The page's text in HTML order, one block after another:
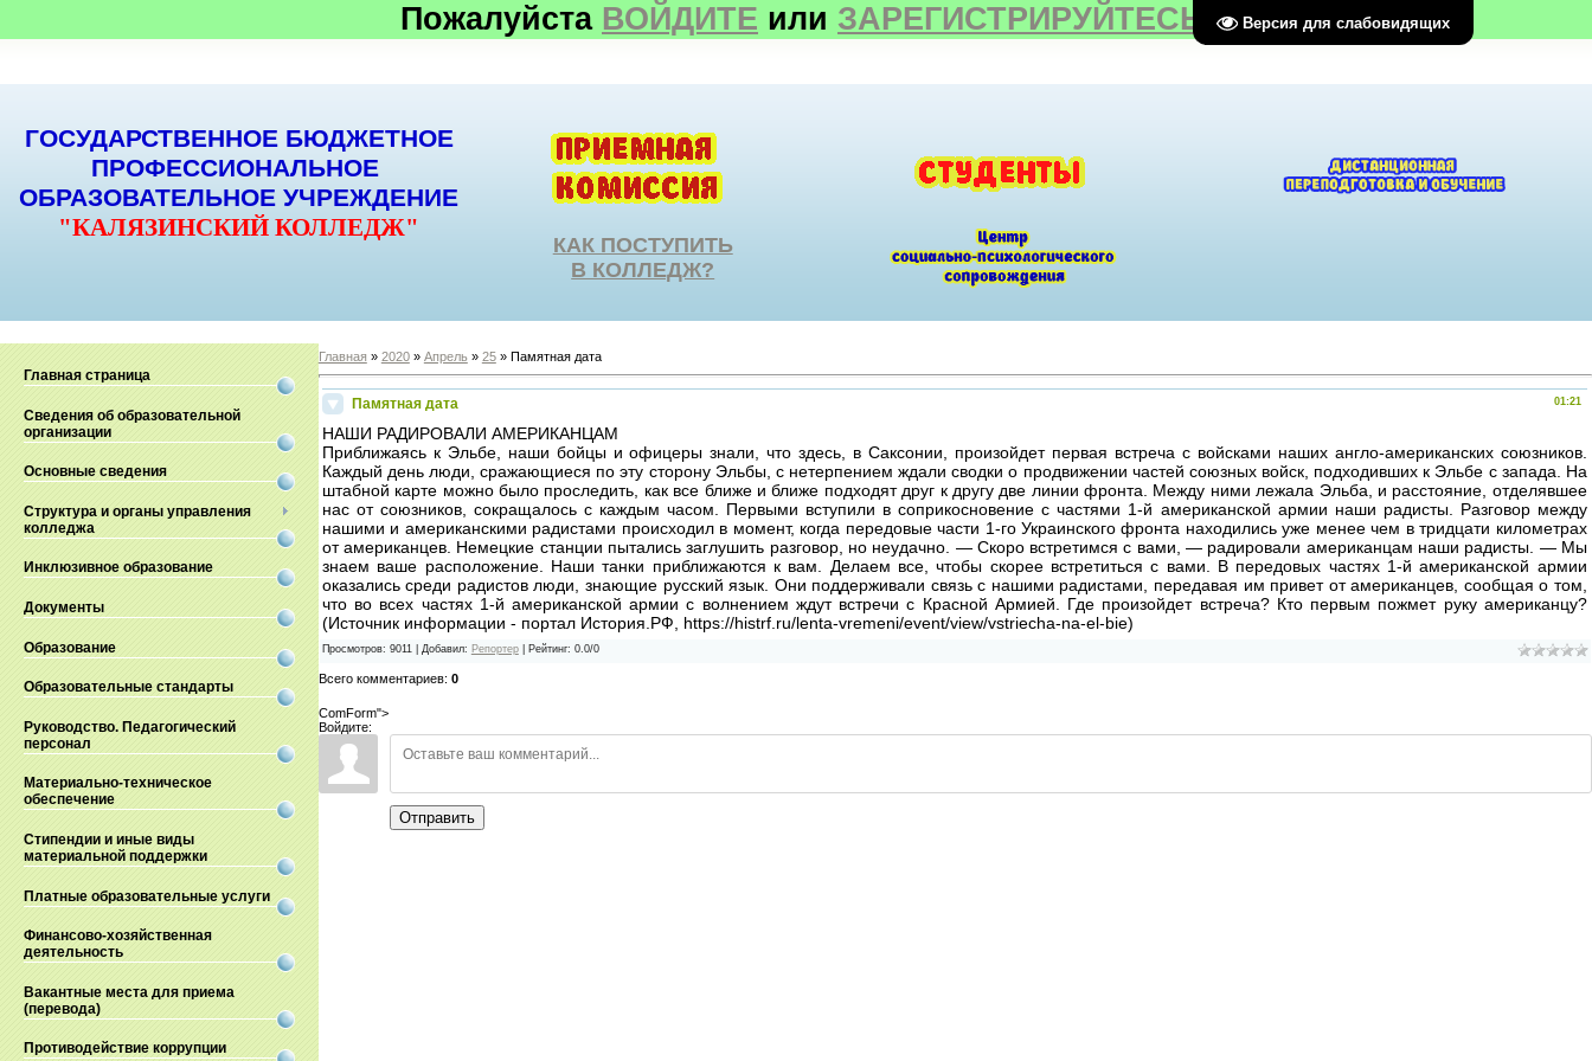
Версия для слабовидящих
Пожалуйста ВОЙДИТЕ или ЗАРЕГИСТРИРУЙТЕСЬ
ГОСУДАРСТВЕННОЕ БЮДЖЕТНОЕ
ПРОФЕССИОНАЛЬНОЕ
ОБРАЗОВАТЕЛЬНОЕ УЧРЕЖДЕНИЕ
"КАЛЯЗИНСКИЙ КОЛЛЕДЖ"
КАК ПОСТУПИТЬ
В КОЛЛЕДЖ?
Главная страница
Сведения об образовательной
организации
Основные сведения
Структура и органы управления
колледжа
Инклюзивное образование
Документы
Образование
Образовательные стандарты
Руководство. Педагогический
персонал
Материально-техническое
обеспечение
Стипендии и иные виды
материальной поддержки
Платные образовательные услуги
Финансово-хозяйственная
деятельность
Вакантные места для приема
(перевода)
Противодействие коррупции
Главная» 2020 » Апрель » 25» Памятная дата
01:21
Памятная дата
НАШИ РАДИРОВАЛИ АМЕРИКАНЦАМ
Приближаясь к Эльбе, наши бойцы и офицеры знали, что здесь, в Саксонии, произойдет первая встреча с войсками наших англо-американских союзников.
Каждый день люди, сражающиеся по эту сторону Эльбы, с нетерпением ждали сводки о продвижении частей союзных войск, подходивших к Эльбе с запада. На
штабной карте можно было проследить, как все ближе и ближе подходят друг к другу две линии фронта. Между ними лежала Эльба, и расстояние, отделявшее
нас от союзников, сокращалось с каждым часом. Первыми вступили в соприкосновение с частями 1-й американской армии наши радисты. Разговор между
нашими и американскими радистами происходил в момент, когда передовые части 1-го Украинского фронта находились уже менее чем в тридцати километрах
от американцев. Немецкие станции пытались заглушить разговор, но неудачно. — Скоро встретимся с вами, — радировали американцам наши радисты. — Мы
знаем ваше расположение. Наши танки приближаются к вам. Делаем все, чтобы скорее встретиться с вами. В передовых частях 1-й американской армии
оказались среди радистов люди, знающие русский язык. Они поддерживали связь с нашими радистами, передавая им привет от американцев, сообщая о том,
что во всех частях 1-й американской армии с волнением ждут встречи с Красной Армией. Где произойдет встреча? Кто первым пожмет руку американцу?
(Источник информации - портал История.РФ, https://histrf.ru/lenta-vremeni/event/view/vstriecha-na-el-bie)
Просмотров: 9011 Добавил: Репортер Рейтинг: 0.0/0
Всего комментариев: 0
ComForm">
Войдите:
Отправить